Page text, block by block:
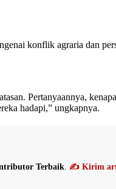
konflik agraria dan
Pertanyaannya,
hadapi,” ungkapnya.
Terbaik ✍️ Kirim